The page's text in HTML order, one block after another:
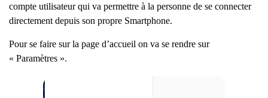
compte utilisateur qui va permettre à la personne de se connecter
directement depuis son propre Smartphone.
Pour se faire sur la page d’accueil on va se rendre sur
« Paramètres ».